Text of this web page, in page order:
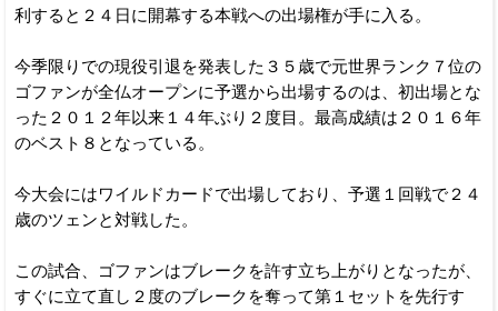
利すると２４日に開幕する本戦への出場権が手に入る。
今季限りでの現役引退を発表した３５歳で元世界ランク７位の
ゴファンが全仏オープンに予選から出場するのは、初出場とな
った２０１２年以来１４年ぶり２度目。最高成績は２０１６年
のベスト８となっている。
今大会にはワイルドカードで出場しており、予選１回戦で２４
歳のツェンと対戦した。
この試合、ゴファンはブレークを許す立ち上がりとなったが、
すぐに立て直し２度のブレークを奪って第１セットを先行す